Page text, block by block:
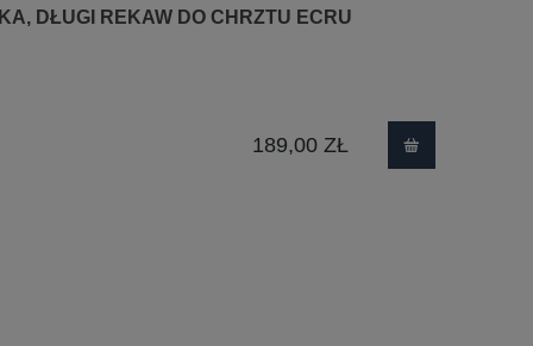
DŁUGI REKAW DO CHRZTU ECRU
189,00 ZŁ